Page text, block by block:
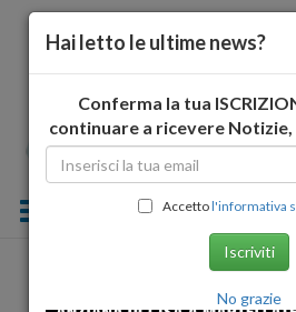
Toggle navigation
Hai letto le ultime news?
Conferma la tua
continuare a ricevere
Accettol'informativa
Iscriviti
No grazie